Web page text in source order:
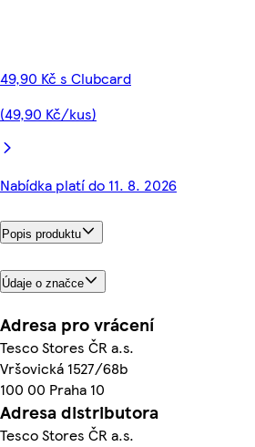
49,90 Kč s Clubcard
(49,90 Kč/kus)
Nabídka platí do 11. 8. 2026
Popis produktu
Údaje o značce
Adresa pro vrácení
Tesco Stores ČR a.s.
Vršovická 1527/68b
100 00 Praha 10
Adresa distributora
Tesco Stores ČR a.s.